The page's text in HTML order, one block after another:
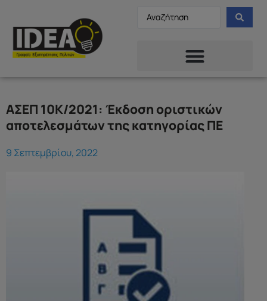
ΑΣΕΠ 10Κ/2021: Έκδοση οριστικών
αποτελεσμάτων της κατηγορίας ΠΕ
9 Σεπτεμβρίου, 2022